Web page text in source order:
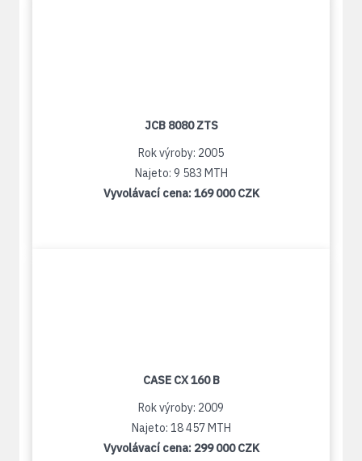
JCB 8080 ZTS
Rok výroby: 2005
Najeto: 9 583 MTH
Vyvolávací cena:169 000 CZK
CASE CX 160 B
Rok výroby: 2009
Najeto: 18 457 MTH
Vyvolávací cena: 299 000 CZK